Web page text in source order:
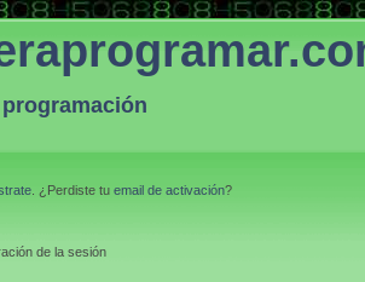
. ¿Perdiste tu email de activación?
de la sesión